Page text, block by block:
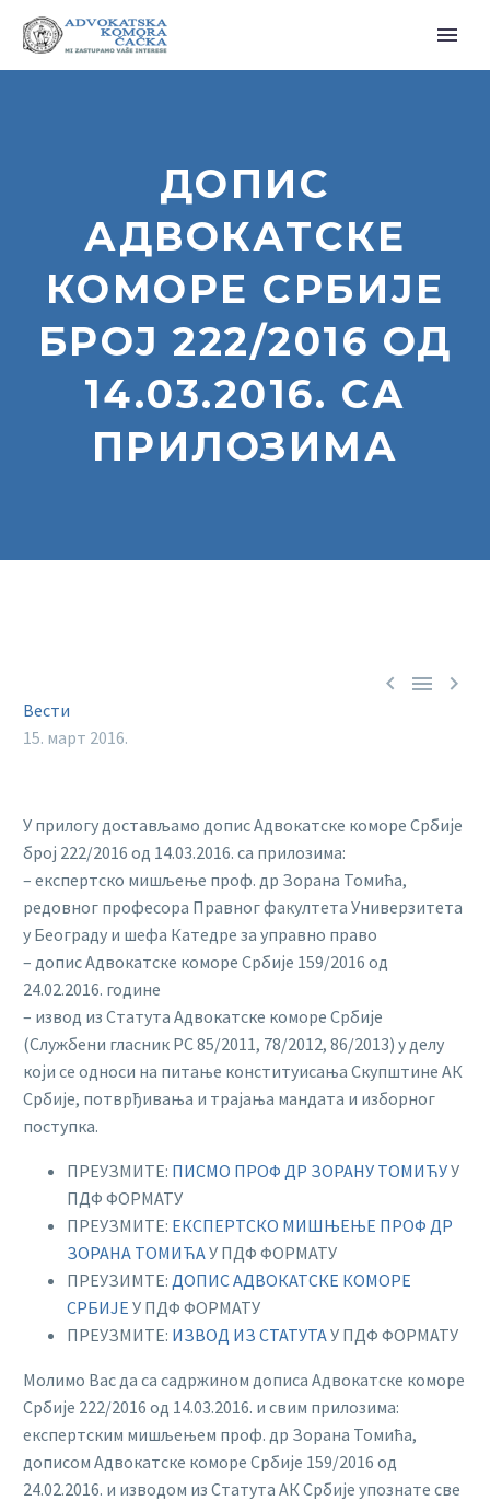
ДОПИС
АДВОКАТСКЕ
КОМОРЕ СРБИЈЕ
БРОЈ 222/2016 ОД
14.03.2016. СА
ПРИЛОЗИМА
  
Вести
15. март 2016.
У прилогу достављамо допис Адвокатске коморе Србије
број 222/2016 од 14.03.2016. са прилозима:
– експертско мишљење проф. др Зорана Томића,
редовног професора Правног факултета Универзитета
у Београду и шефа Катедре за управно право
– допис Адвокатске коморе Србије 159/2016 од
24.02.2016. године
– извод из Статута Адвокатске коморе Србије
(Службени гласник РС 85/2011, 78/2012, 86/2013) у делу
који се односи на питање конституисања Скупштине АК
Србије, потврђивања и трајања мандата и изборног
поступка.
ПРЕУЗМИТЕ: ПИСМО ПРОФ ДР ЗОРАНУ ТОМИЋУУ
ПДФ ФОРМАТУ
ПРЕУЗМИТЕ: ЕКСПЕРТСКО МИШЊЕЊЕ ПРОФ ДР
ЗОРАНА ТОМИЋАУ ПДФ ФОРМАТУ
ПРЕУЗИМТЕ: ДОПИС АДВОКАТСКЕ КОМОРЕ
СРБИЈЕ У ПДФ ФОРМАТУ
ПРЕУЗМИТЕ: ИЗВОД ИЗ СТАТУТАУ ПДФ ФОРМАТУ
Молимо Вас да са садржином дописа Адвокатске коморе
Србије 222/2016 од 14.03.2016. и свим прилозима:
експертским мишљењем проф. др Зорана Томића,
дописом Адвокатске коморе Србије 159/2016 од
24.02.2016. и изводом из Статута АК Србије упознате све